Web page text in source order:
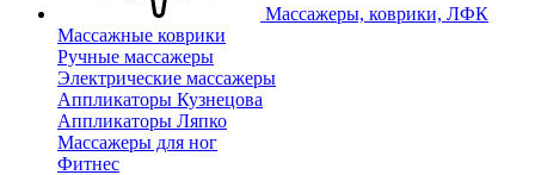
Массажеры, коврики, ЛФК
Массажные коврики
Ручные массажеры
Электрические массажеры
Аппликаторы Кузнецова
Аппликаторы Ляпко
Массажеры для ног
Фитнес